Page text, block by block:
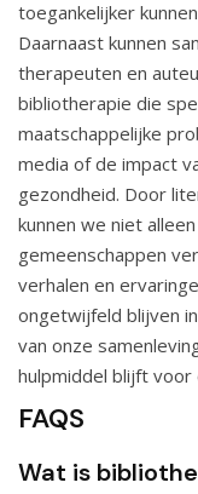
toegankelijker
Daarnaast kunnen
therapeuten en
bibliotherapie die
maatschappelijke
media of de impact
gezondheid. Door
kunnen we niet
gemeenschappen
verhalen en
ongetwijfeld blijven
van onze
hulpmiddel blijft voor
FAQS
Wat is